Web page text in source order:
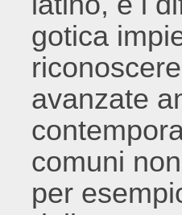
gotica
avanzate
comuni
per